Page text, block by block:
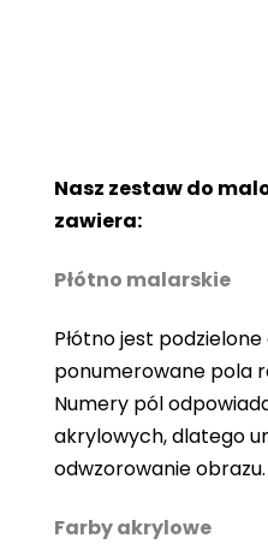
Nasz zestaw do
zawiera:
Płótno malarskie
Płótno jest
ponumerowane pola
Numery pól
akrylowych, dlatego
odwzorowanie obrazu.
Farby akrylowe